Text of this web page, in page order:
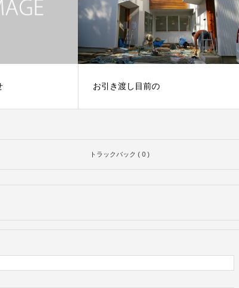
お引き渡し目前の
トラックバック ( 0 )
竣工写真をアップしました。